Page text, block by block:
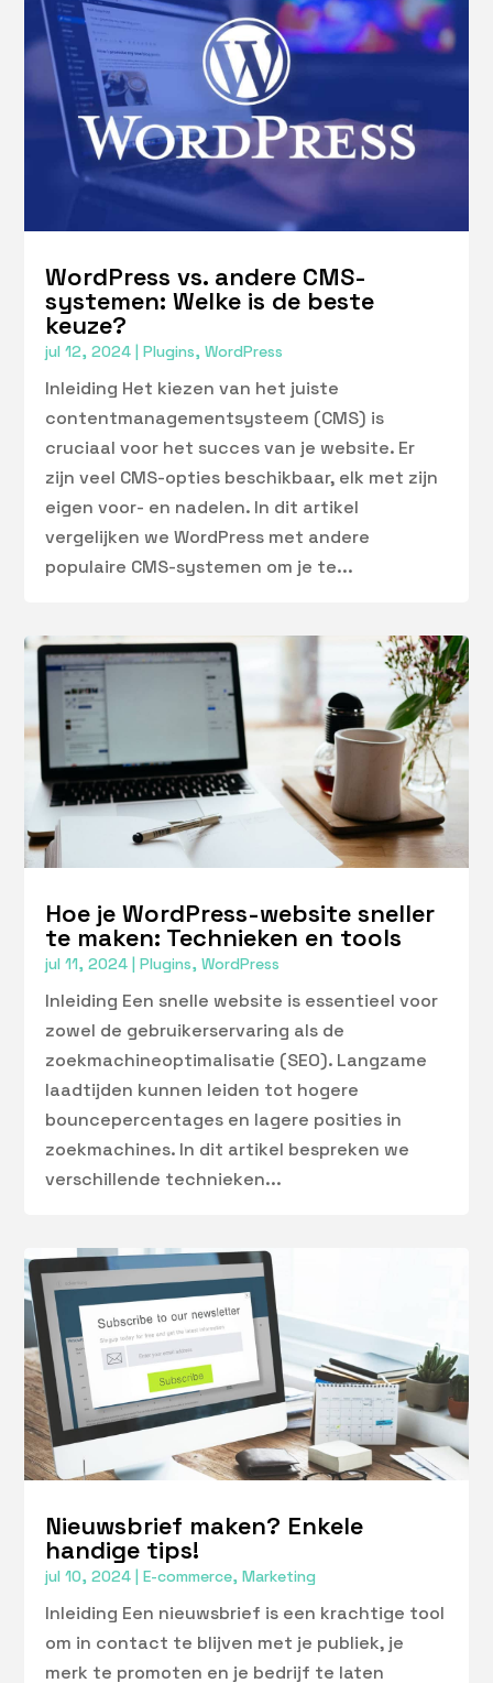
WordPress vs. andere CMS-
systemen: Welke is de beste
keuze?
jul 12, 2024 |Plugins,WordPress
Inleiding Het kiezen van het juiste
contentmanagementsysteem (CMS) is
cruciaal voor het succes van je website. Er
zijn veel CMS-opties beschikbaar, elk met zijn
eigen voor- en nadelen. In dit artikel
vergelijken we WordPress met andere
populaire CMS-systemen om je te...
Hoe je WordPress-website sneller
te maken: Technieken en tools
jul 11, 2024 |Plugins,WordPress
Inleiding Een snelle website is essentieel voor
zowel de gebruikerservaring als de
zoekmachineoptimalisatie (SEO). Langzame
laadtijden kunnen leiden tot hogere
bouncepercentages en lagere posities in
zoekmachines. In dit artikel bespreken we
verschillende technieken...
Nieuwsbrief maken? Enkele
handige tips!
jul 10, 2024 |E-commerce,Marketing
Inleiding Een nieuwsbrief is een krachtige tool
om in contact te blijven met je publiek, je
merk te promoten en je bedrijf te laten